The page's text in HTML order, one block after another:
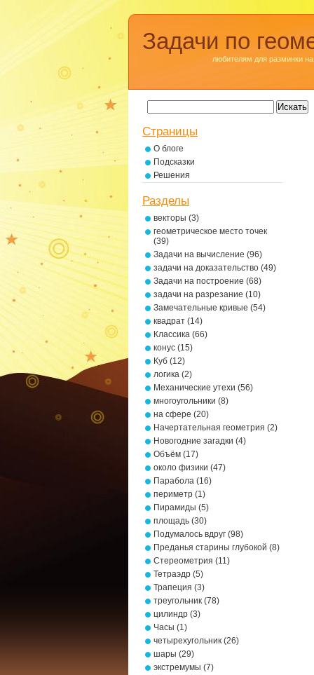
Задачи по
любителям для разминки на
Страницы
О блоге
Подсказки
Решения
Разделы
векторы (3)
геометрическое место точек
(39)
Задачи на вычисление (96)
задачи на доказательство (49)
Задачи на построение (68)
задачи на разрезание (10)
Замечательные кривые (54)
квадрат (14)
Классика (66)
конус (15)
Куб (12)
логика (2)
Механические утехи (56)
многоугольники (8)
на сфере (20)
Начертательная геометрия (2)
Новогодние загадки (4)
Объём (17)
около физики (47)
Парабола (16)
периметр (1)
Пирамиды (5)
площадь (30)
Подумалось вдруг (98)
Преданья старины глубокой (8)
Стереометрия (11)
Тетраэдр (5)
Трапеция (3)
треугольник (78)
цилиндр (3)
Часы (1)
четырехугольник (26)
шары (29)
экстремумы (7)